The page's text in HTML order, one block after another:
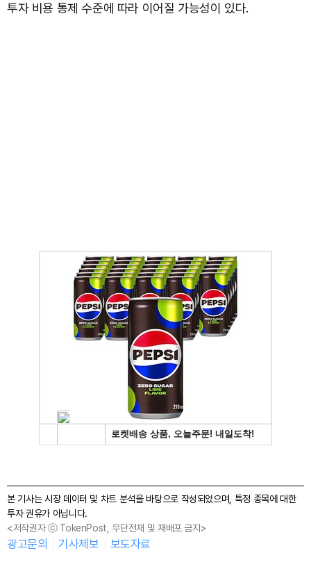
투자 비용 통제 수준에 따라 이어질 가능성이 있다.
본 기사는 시장 데이터 및 차트 분석을 바탕으로 작성되었으며, 특정 종목에 대한
투자 권유가 아닙니다.
<저작권자 ⓒ TokenPost, 무단전재 및 재배포 금지>
광고문의 기사제보 보도자료